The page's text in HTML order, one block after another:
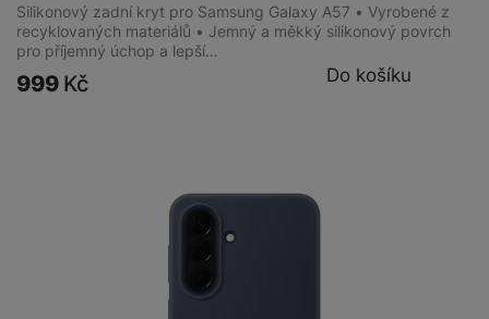
Silikonový zadní kryt pro Samsung Galaxy A57 • Vyrobené z
recyklovaných materiálů • Jemný a měkký silikonový povrch
pro příjemný úchop a lepší…
999 Kč Do košíku